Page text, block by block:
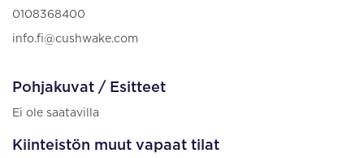
0108368400
info.fi@cushwake.com
Pohjakuvat / Esitteet
Ei ole saatavilla
Kiinteistön muut vapaat tilat